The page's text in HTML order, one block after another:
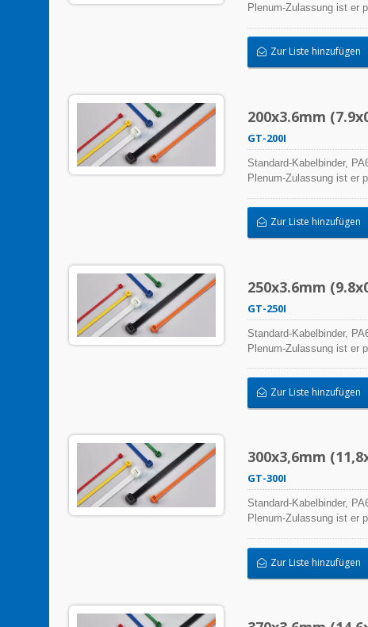
Plenum-Zulassung ist er
ermöglichen eine breite
Zur Liste hinzufügen
200x3.6mm
GT-200I
Standard-Kabelbinder,
Plenum-Zulassung ist er
ermöglichen eine breite
Zur Liste hinzufügen
250x3.6mm
GT-250I
Standard-Kabelbinder,
Plenum-Zulassung ist er
ermöglichen eine breite
Zur Liste hinzufügen
300x3,6mm
GT-300I
Standard-Kabelbinder,
Plenum-Zulassung ist er
ermöglichen eine breite
Zur Liste hinzufügen